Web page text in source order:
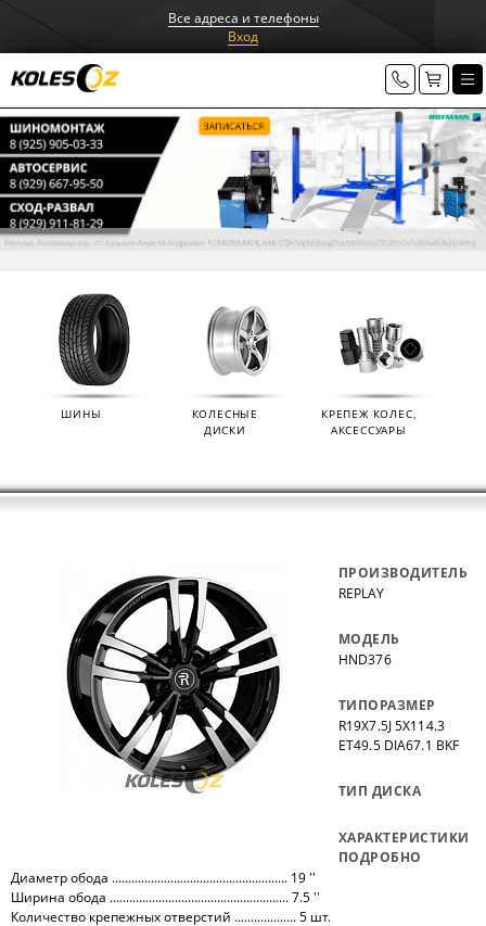
Все адреса и телефоны
Вход
ШИНЫ
КОЛЕСНЫЕ
ДИСКИ
КРЕПЕЖ КОЛЕС,
АКСЕССУАРЫ
ПРОИЗВОДИТЕЛЬ
REPLAY
МОДЕЛЬ
HND376
ТИПОРАЗМЕР
R19X7.5J 5X114.3
ET49.5 DIA67.1 BKF
ТИП ДИСКА
ХАРАКТЕРИСТИКИ
ПОДРОБНО
Диаметр обода ...................................................... 19 ''
Ширина обода ....................................................... 7.5 ''
Количество крепежных отверстий ................... 5 шт.